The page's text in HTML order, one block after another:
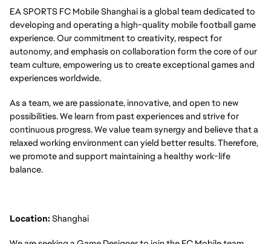
EA SPORTS FC Mobile Shanghai is a global team dedicated to
developing and operating a high-quality mobile football game
experience. Our commitment to creativity, respect for
autonomy, and emphasis on collaboration form the core of our
team culture, empowering us to create exceptional games and
experiences worldwide.
As a team, we are passionate, innovative, and open to new
possibilities. We learn from past experiences and strive for
continuous progress. We value team synergy and believe that a
relaxed working environment can yield better results. Therefore,
we promote and support maintaining a healthy work-life
balance.
Location: Shanghai